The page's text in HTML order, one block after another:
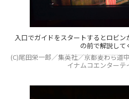
入口でガイドをスタートするとロビ
の前で解説して
(C)尾田栄一郎／集英社／京都麦わら
イナムコエンターテ